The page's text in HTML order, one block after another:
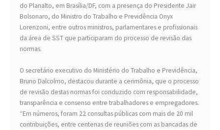
do Planalto, em Brasília/DF, com a presença do Presidente Jair
Bolsonaro, do Ministro do Trabalho e Previdência Onyx
Lorenzoni, entre outros ministros, parlamentares e profissionais
da área de SST que participaram do processo de revisão das
normas.
O secretário executivo do Ministério do Trabalho e Previdência,
Bruno Dalcolmo, destacou durante a cerimônia, que o processo
de revisão destas normas foi conduzido com responsabilidade,
transparência e consenso entre trabalhadores e empregadores.
“Em números, foram 22 consultas públicas com mais de 20 mil
contribuições, entre centenas de reuniões com as bancadas de